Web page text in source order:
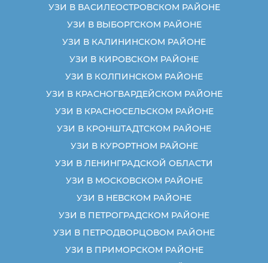
УЗИ В ВАСИЛЕОСТРОВСКОМ РАЙОНЕ
УЗИ В ВЫБОРГСКОМ РАЙОНЕ
УЗИ В КАЛИНИНСКОМ РАЙОНЕ
УЗИ В КИРОВСКОМ РАЙОНЕ
УЗИ В КОЛПИНСКОМ РАЙОНЕ
УЗИ В КРАСНОГВАРДЕЙСКОМ РАЙОНЕ
УЗИ В КРАСНОСЕЛЬСКОМ РАЙОНЕ
УЗИ В КРОНШТАДТСКОМ РАЙОНЕ
УЗИ В КУРОРТНОМ РАЙОНЕ
УЗИ В ЛЕНИНГРАДСКОЙ ОБЛАСТИ
УЗИ В МОСКОВСКОМ РАЙОНЕ
УЗИ В НЕВСКОМ РАЙОНЕ
УЗИ В ПЕТРОГРАДСКОМ РАЙОНЕ
УЗИ В ПЕТРОДВОРЦОВОМ РАЙОНЕ
УЗИ В ПРИМОРСКОМ РАЙОНЕ